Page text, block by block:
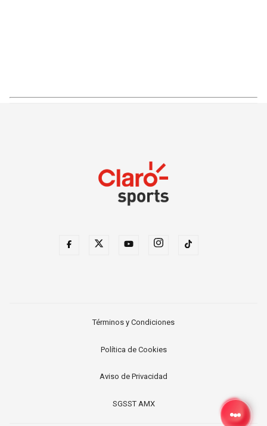
Términos y Condiciones
Política de Cookies
Aviso de Privacidad
SGSST AMX